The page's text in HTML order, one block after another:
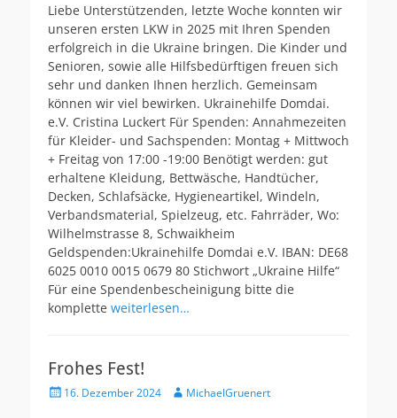
Liebe Unterstützenden, letzte Woche konnten wir
unseren ersten LKW in 2025 mit Ihren Spenden
erfolgreich in die Ukraine bringen. Die Kinder und
Senioren, sowie alle Hilfsbedürftigen freuen sich
sehr und danken Ihnen herzlich. Gemeinsam
können wir viel bewirken. Ukrainehilfe Domdai.
e.V. Cristina Luckert Für Spenden: Annahmezeiten
für Kleider- und Sachspenden: Montag + Mittwoch
+ Freitag von 17:00 -19:00 Benötigt werden: gut
erhaltene Kleidung, Bettwäsche, Handtücher,
Decken, Schlafsäcke, Hygieneartikel, Windeln,
Verbandsmaterial, Spielzeug, etc. Fahrräder, Wo:
Wilhelmstrasse 8, Schwaikheim
Geldspenden:Ukrainehilfe Domdai e.V. IBAN: DE68
6025 0010 0015 0679 80 Stichwort „Ukraine Hilfe“
Für eine Spendenbescheinigung bitte die
komplette weiterlesen…
Frohes Fest!
Veröffentlicht
16. Dezember 2024 AutorMichaelGruenert